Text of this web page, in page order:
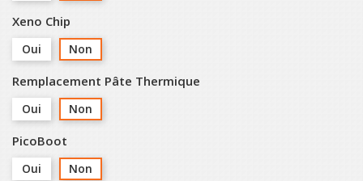
Xeno Chip
Oui Non
Remplacement Pâte Thermique
Oui Non
PicoBoot
Oui Non